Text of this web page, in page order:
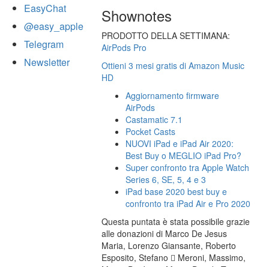
EasyChat
@easy_apple
Telegram
Newsletter
Shownotes
PRODOTTO DELLA SETTIMANA:
AirPods Pro
Ottieni 3 mesi gratis di Amazon Music
HD
Aggiornamento firmware
AirPods
Castamatic 7.1
Pocket Casts
NUOVI iPad e iPad Air 2020:
Best Buy o MEGLIO iPad Pro?
Super confronto tra Apple Watch
Series 6, SE, 5, 4 e 3
iPad base 2020 best buy e
confronto tra iPad Air e Pro 2020
Questa puntata è stata possibile grazie
alle donazioni di Marco De Jesus
Maria, Lorenzo Giansante, Roberto
Esposito, Stefano  Meroni, Massimo,